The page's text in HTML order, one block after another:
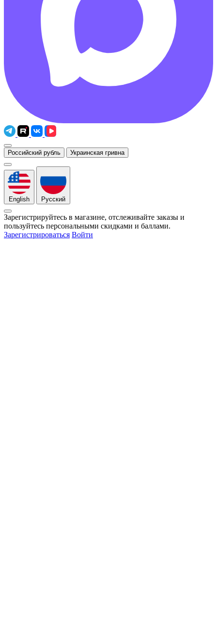
Российский рубль Украинская гривна
English Русский
Зарегистрируйтесь в магазине, отслеживайте заказы и
пользуйтесь персональными скидками и баллами.
Зарегистрироваться Войти